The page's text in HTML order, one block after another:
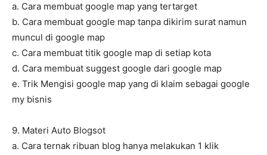
a. Cara membuat google map yang tertarget
b. Cara membuat google map tanpa dikirim surat namun
muncul di google map
c. Cara membuat titik google map di setiap kota
d. Cara membuat suggest google dari google map
e. Trik Mengisi google map yang di klaim sebagai google
my bisnis
9. Materi Auto Blogsot
a. Cara ternak ribuan blog hanya melakukan 1 klik